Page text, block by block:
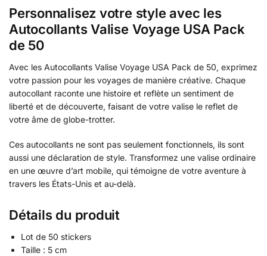
Personnalisez votre style avec les
Autocollants Valise Voyage USA Pack
de 50
Avec les Autocollants Valise Voyage USA Pack de 50, exprimez
votre passion pour les voyages de manière créative. Chaque
autocollant raconte une histoire et reflète un sentiment de
liberté et de découverte, faisant de votre valise le reflet de
votre âme de globe-trotter.
Ces autocollants ne sont pas seulement fonctionnels, ils sont
aussi une déclaration de style. Transformez une valise ordinaire
en une œuvre d’art mobile, qui témoigne de votre aventure à
travers les États-Unis et au-delà.
Détails du produit
Lot de 50 stickers
Taille : 5 cm